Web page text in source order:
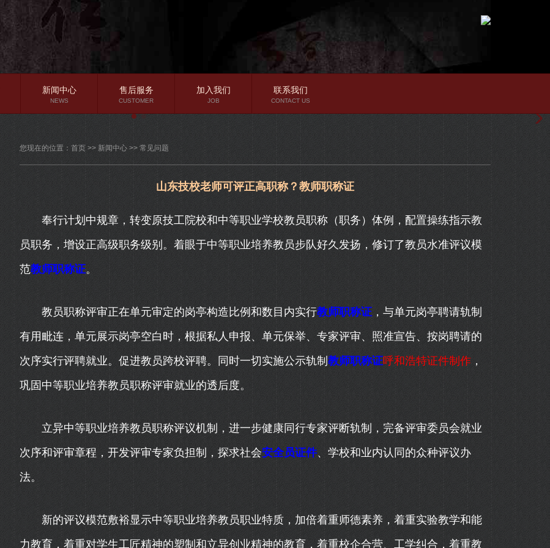
行业资讯
常见问题
新闻中心
NEWS
售后服务
CUSTOMER
加入我们
JOB
联系我们
CONTACT US
您现在的位置： 首页 >> 新闻中心 >> 常见问题
山东技校老师可评正高职称？教师职称证
奉行计划中规章，转变原技工院校和中等职业学校教员职称（职务）体例，配置操练指示教
员职务，增设正高级职务级别。着眼于中等职业培养教员步队好久发扬，修订了教员水准评议模
范教师职称证。
教员职称评审正在单元审定的岗亭构造比例和数目内实行教师职称证，与单元岗亭聘请轨制
有用毗连，单元展示岗亭空白时，根据私人申报、单元保举、专家评审、照准宣告、按岗聘请的
次序实行评聘就业。促进教员跨校评聘。同时一切实施公示轨制 教师职称证呼和浩特证件制作 ，
巩固中等职业培养教员职称评审就业的透后度。
立异中等职业培养教员职称评议机制，进一步健康同行专家评断轨制，完备评审委员会就业
次序和评审章程，开发评审专家负担制，探求社会安全员证件、学校和业内认同的众种评议办
法。
新的评议模范敷裕显示中等职业培养教员职业特质，加倍着重师德素养，着重实验教学和能
力教育，着重对学生工匠精神的塑制和立异创业精神的教育，着重校企合营、工学纠合，着重教